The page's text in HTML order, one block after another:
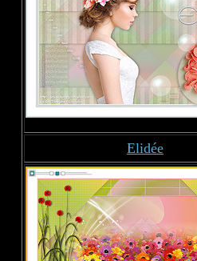
Elidée